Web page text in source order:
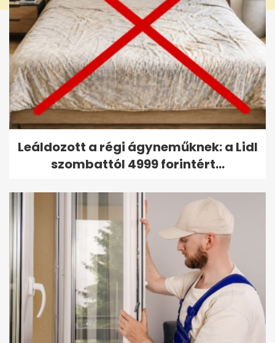
Leáldozott a régi ágyneműknek: a Lidl
szombattól 4999 forintért...